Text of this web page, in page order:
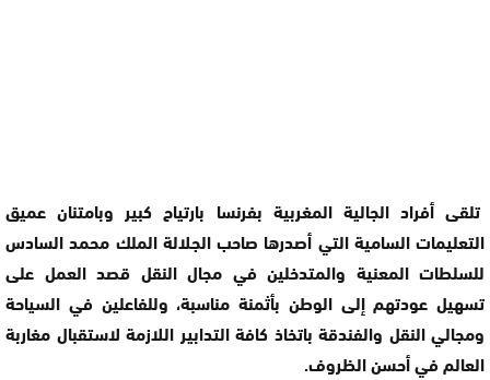
تلقى أفراد الجالية المغربية بفرنسا بارتياح كبير وبامتنان عميق
التعليمات السامية التي أصدرها صاحب الجلالة الملك محمد السادس
للسلطات المعنية والمتدخلين في مجال النقل قصد العمل على
تسهيل عودتهم إلى الوطن بأثمنة مناسبة، وللفاعلين في السياحة
ومجالي النقل والفندقة باتخاذ كافة التدابير اللازمة لاستقبال مغاربة
العالم في أحسن الظروف.